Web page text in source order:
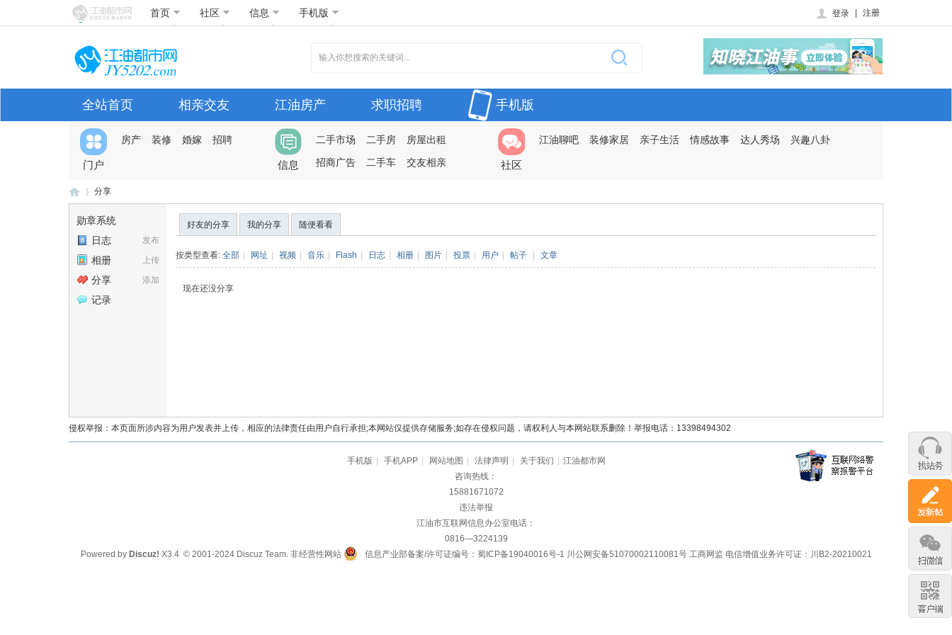
首页 社区 信息 手机版 登录 注册
全站首页 相亲交友 江油房产 求职招聘 手机版
门户
房产 装修 婚嫁 招聘
信息
二手市场 二手房
房屋出租
招商广告
二手车 交友相亲 社区
江油聊吧 装修家居 亲子生活 情感故事 达人秀场 兴趣八卦
›
分享
勋章系统
发布
日志
上传
相册
添加
分享
记录
好友的分享 我的分享 随便看看
按类型查看: 全部 网址 视频 音乐 Flash 日志 相册 图片 投票 用户 帖子 文章
现在还没分享
侵权举报：本页面所涉内容为用户发表并上传，相应的法律责任由用户自行承担;本网站仅提供存储服务;如存在侵权问题，请权利人与本网站联系删除！举报电话：13398494302
手机版 手机APP 网站地图 法律声明 关于我们
江油都市网
咨询热线：
15881671072
违法举报
江油市互联网信息办公室电话：
0816—3224139
Powered by Discuz! X3.4© 2001-2024 Discuz Team.非经营性网站 信息产业部备案/许可证编号：蜀ICP备19040016号-1 川公网安备51070002110081号 工商网监 电信增值业务许可证：川B2-20210021